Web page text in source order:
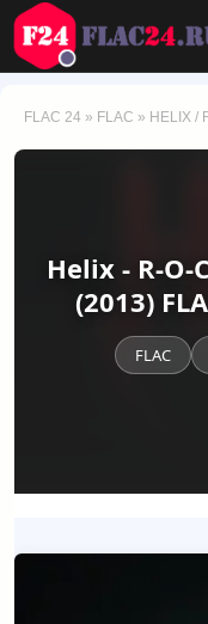
FLAC 24 » FLAC » HELIX /
Helix - R-O-
(2013)
FLAC